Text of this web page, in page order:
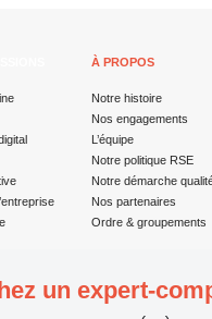
À PROPOS
Notre histoire
Nos engagements
L’équipe
Notre politique RSE
Notre démarche
Nos partenaires
Ordre & groupements
un expert-